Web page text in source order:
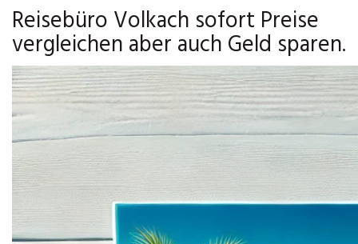
Reisebüro Volkach sofort Preise
vergleichen aber auch Geld sparen.